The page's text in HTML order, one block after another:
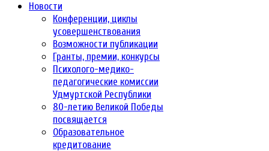
Новости
Конференции, циклы
усовершенствования
Возможности публикации
Гранты, премии, конкурсы
Психолого-медико-
педагогические комиссии
Удмуртской Республики
80-летию Великой Победы
посвящается
Образовательное
кредитование